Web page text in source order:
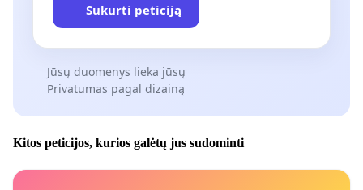
Sukurti peticiją
Jūsų duomenys lieka jūsų
Privatumas pagal dizainą
Kitos peticijos, kurios galėtų jus sudominti